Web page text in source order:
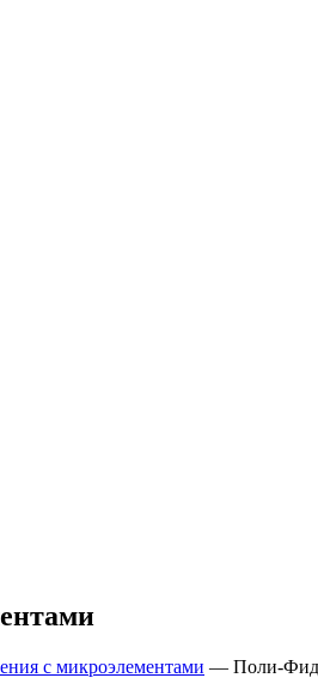
с микроэлементами — Поли-Фид